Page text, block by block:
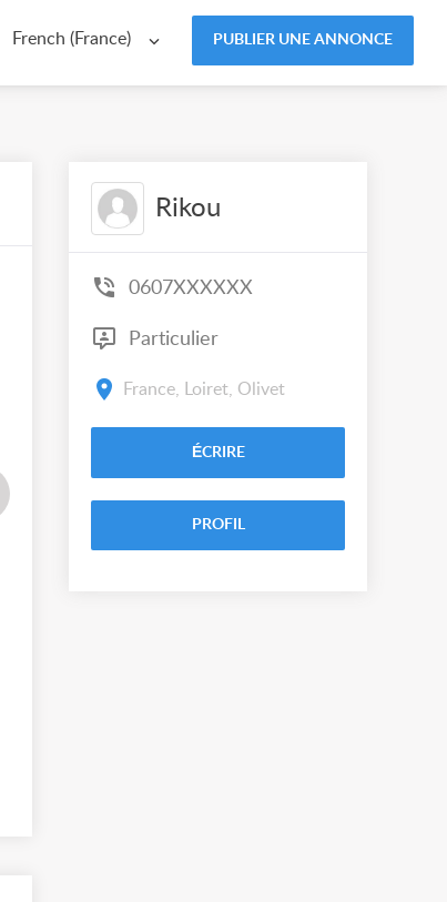
French (France) PUBLIER UNE ANNONCE
Rikou
0607XXXXXX
Particulier
France, Loiret, Olivet
ÉCRIRE
PROFIL